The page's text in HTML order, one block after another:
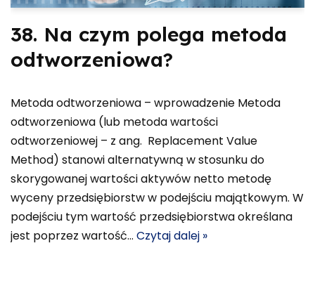
38. Na czym polega metoda
odtworzeniowa?
Metoda odtworzeniowa – wprowadzenie Metoda
odtworzeniowa (lub metoda wartości
odtworzeniowej – z ang. Replacement Value
Method) stanowi alternatywną w stosunku do
skorygowanej wartości aktywów netto metodę
wyceny przedsiębiorstw w podejściu majątkowym. W
podejściu tym wartość przedsiębiorstwa określana
jest poprzez wartość… Czytaj dalej »